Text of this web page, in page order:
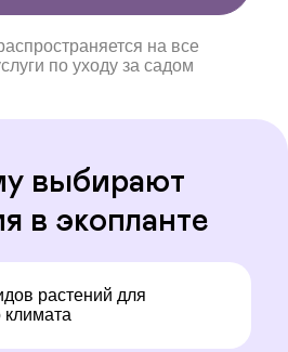
на все
по уходу за садом
растений для
выбирают
в экопланте